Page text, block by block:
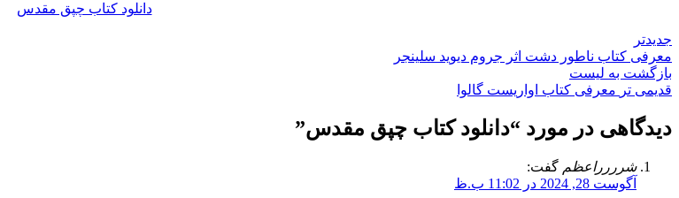
دانلود کتاب چپق مقدس
جدیدتر
معرفی کتاب ناطور دشت اثر جروم دیوید سلینجر
بازگشت به لیست
قدیمی تر معرفی کتاب اواریست گالوا
دیدگاهی در مورد “دانلود کتاب چپق مقدس”
شرررراعظم گفت:
آگوست 28, 2024 در 11:02 ب.ظ